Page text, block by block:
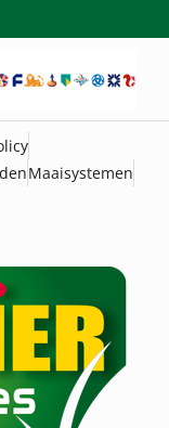
Maaisystemen